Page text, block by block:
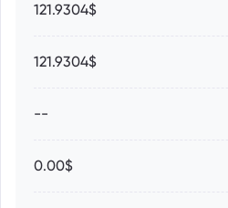
121.9304$
121.9304$
--
0.00$